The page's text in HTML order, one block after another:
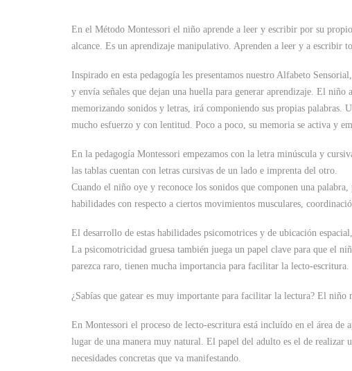
En el Método Montessori el niño aprende a leer y escribir por su
alcance. Es un aprendizaje manipulativo. Aprenden a leer y a escribir
Inspirado en esta pedagogía les presentamos nuestro Alfabeto
y envía señales que dejan una huella para generar aprendizaje. El
memorizando sonidos y letras, irá componiendo sus propias palabras.
mucho esfuerzo y con lentitud. Poco a poco, su memoria se activa y
En la pedagogía Montessori empezamos con la letra minúscula y
las tablas cuentan con letras cursivas de un lado e imprenta del otro.
Cuando el niño oye y reconoce los sonidos que componen una
habilidades con respecto a ciertos movimientos musculares,
El desarrollo de estas habilidades psicomotrices y de ubicación
La psicomotricidad gruesa también juega un papel clave para que el
parezca raro, tienen mucha importancia para facilitar la lecto-escritura.
¿Sabías que gatear es muy importante para facilitar la lectura? El
En Montessori el proceso de lecto-escritura está incluído en el área
lugar de una manera muy natural. El papel del adulto es el de realizar
necesidades concretas que va manifestando.